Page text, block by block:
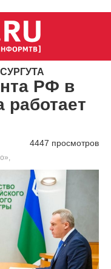
РФ в
4447 просмотров